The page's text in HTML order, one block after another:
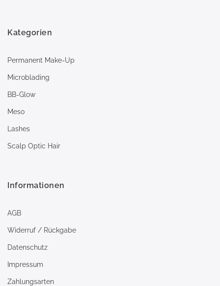
Kategorien
Permanent Make-Up
Microblading
BB-Glow
Meso
Lashes
Scalp Optic Hair
Informationen
AGB
Widerruf / Rückgabe
Datenschutz
Impressum
Zahlungsarten